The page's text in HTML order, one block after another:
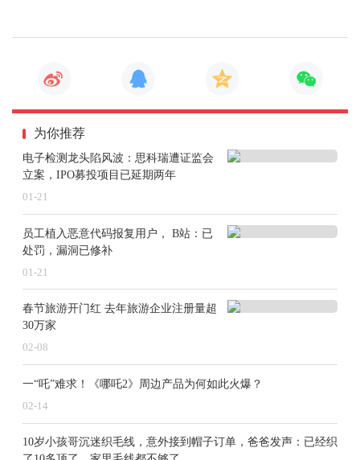
‘商品搜索’，就像有了上帝视角，让检索出的内容更加
据悉，“海纳”MCP Server知识图谱接口已经开放了3C数
码品类，并关联了100万篇文章、150万实体等数据，后
续还将在值得买科技海量商品库和内容库的基础上，构
建更多品类的知识图谱，让检索更智能，让搜索更懂用
为你推荐
电子检测龙头陷风波：思科瑞遭证监会
立案，IPO募投项目已延期两年
01-21
员工植入恶意代码报复用户， B站：已
处罚，漏洞已修补
01-21
春节旅游开门红 去年旅游企业注册量超
30万家
02-08
一“吒”难求！《哪吒2》周边产品为何如此火爆？
02-14
10岁小孩哥沉迷织毛线，意外接到帽子订单，爸爸发声：已经织